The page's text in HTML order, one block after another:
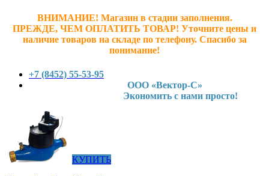
ВНИМАНИЕ! Магазин в стадии заполнения.
ПРЕЖДЕ, ЧЕМ ОПЛАТИТЬ ТОВАР! Уточните цены и
наличие товаров на складе по телефону. Спасибо за
понимание!
+7 (8452) 55-53-95
ООО «Вектор-С»
Экономить с нами просто!
КУПИТЬ